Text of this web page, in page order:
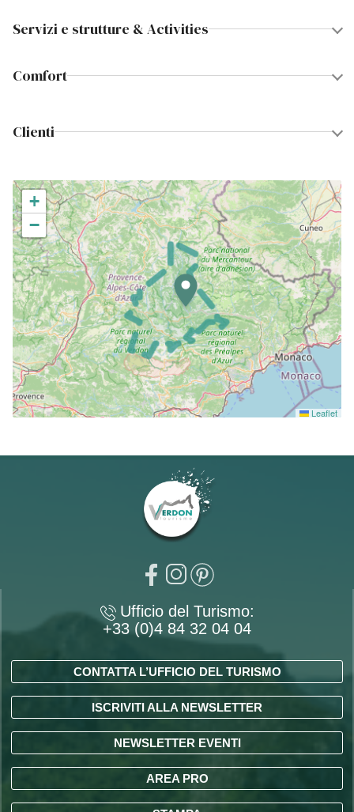
Servizi e strutture & Activities
Comfort
Clienti
+
−
Leaflet
Ufficio del Turismo:
+33 (0)4 84 32 04 04
CONTATTA L’UFFICIO DEL TURISMO
ISCRIVITI ALLA NEWSLETTER
NEWSLETTER EVENTI
AREA PRO